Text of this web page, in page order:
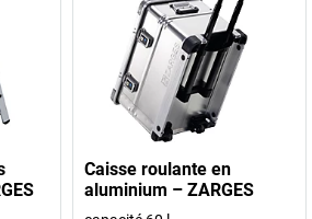
Caisse roulante en
aluminium – ZARGES